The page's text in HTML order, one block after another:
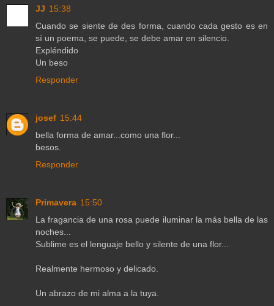
JJ 15:38
Cuando se siente de des forma, cuando cada gesto es en
sí un poema, se puede, se debe amar en silencio.
Expléndido
Un beso
Responder
josef 15:44
bella forma de amar...como una flor...
besos.
Responder
Primavera 15:50
La fragancia de una rosa puede iluminar la más bella de las
noches...
Sublime es el lenguaje bello y silente de una flor...
Realmente hermoso y delicado.
Un abrazo de mi alma a la tuya.